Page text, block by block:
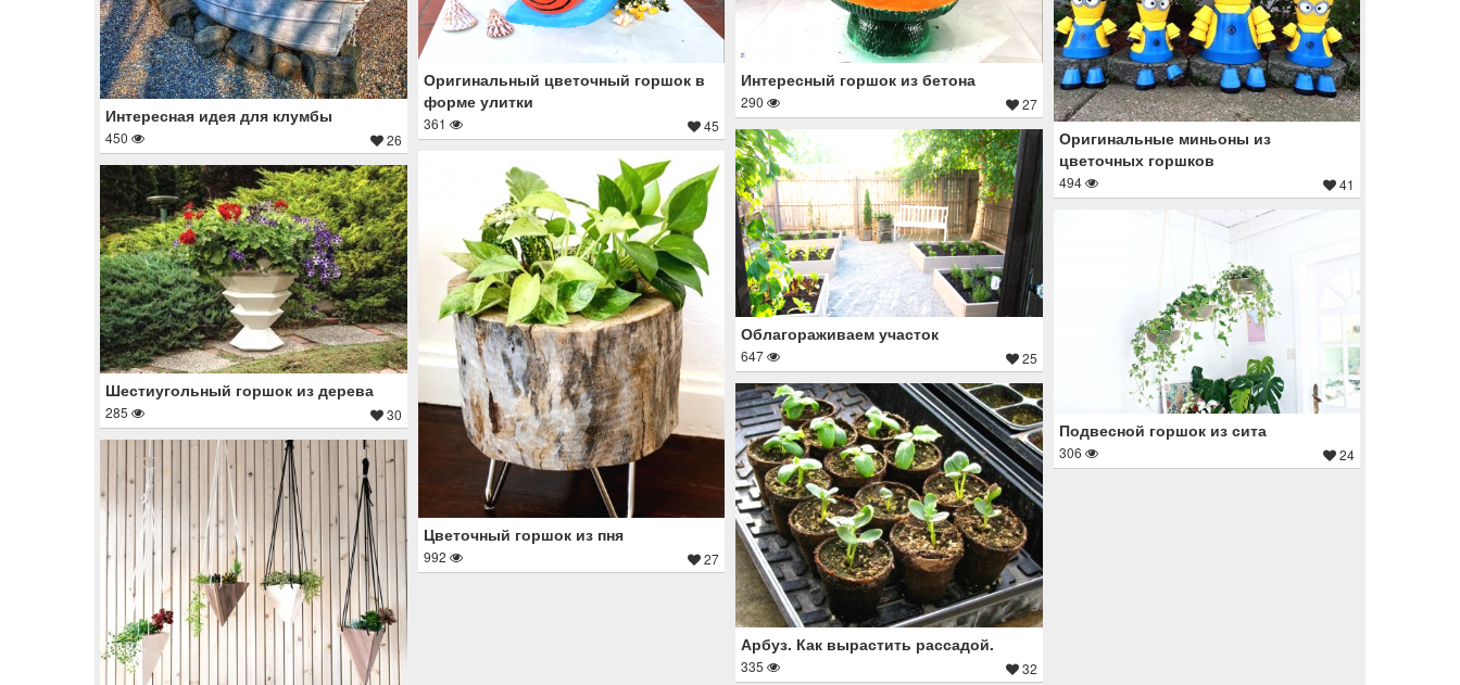
Интересная идея для клумбы
450 26
Оригинальный цветочный горшок в
форме улитки
361 45
Интересный горшок из бетона
290 27
Оригинальные миньоны из
цветочных горшков
494 41
Облагораживаем участок
647 25
Цветочный горшок из пня
992 27
Шестиугольный горшок из дерева
285 30
Подвесной горшок из сита
306 24
Арбуз. Как вырастить рассадой.
335 32